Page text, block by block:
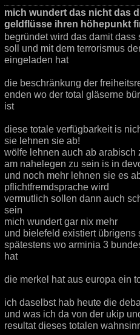
mich wundert das nicht das
geldflüsse ihren höhepunkt
begründet wird das damit
soll und mit dem terrorismus
eingeladen hat
die beschränkung der
enden wo der total gläserne
ist
diese totale verfügbarkeit is
sie lehnen sie ab!
wölfe lehnen auch ab
am nahelegen zu sein is in
und noch mehr lehnen sie es
pflichtfremdsprache wird
vermutlich sollen dann auch
sein
mich wundert gar nix mehr
und bielefeld existiert übrigens
spätestens wo arminia 3
hat
die merkel hat aus europa ein
ich daselbst hab heute die
und was ich da von der ukip
resultat dieses totalen